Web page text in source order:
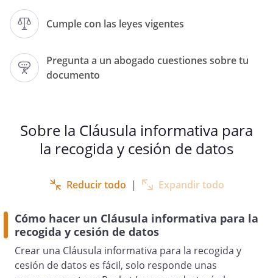
Cumple con las leyes vigentes
Pregunta a un abogado cuestiones sobre tu
documento
domicilio en
NIF
, con la finalidad de
domicilio en
, con nº de
NIF
, con la finalidad de
.
Puede ejercitar sus derechos de acceso,
rectificación, cancelación y oposición.
También dispone del derecho de
limitación del tratamiento relativo a su
persona, de un derecho de eliminación y
Sobre la Cláusula informativa para
la recogida y cesión de datos
Reducir todo | Expandir todo
Cómo hacer un Cláusula informativa para la
recogida y cesión de datos
Crear una Cláusula informativa para la recogida y
cesión de datos es fácil, solo responde unas